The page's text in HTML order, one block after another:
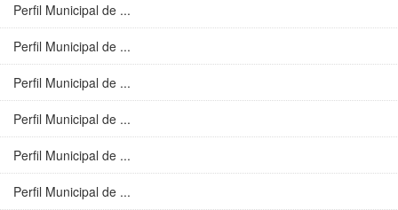
Perfil Municipal de ...
Perfil Municipal de ...
Perfil Municipal de ...
Perfil Municipal de ...
Perfil Municipal de ...
Perfil Municipal de ...